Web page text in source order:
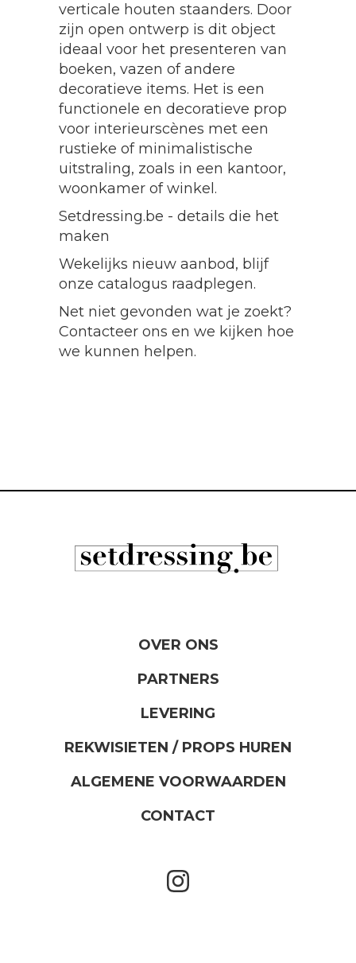
verticale houten staanders. Door
zijn open ontwerp is dit object
ideaal voor het presenteren van
boeken, vazen of andere
decoratieve items. Het is een
functionele en decoratieve prop
voor interieurscènes met een
rustieke of minimalistische
uitstraling, zoals in een kantoor,
woonkamer of winkel.
Setdressing.be - details die het
maken
Wekelijks nieuw aanbod, blijf
onze catalogus raadplegen.
Net niet gevonden wat je zoekt?
Contacteer ons en we kijken hoe
we kunnen helpen.
OVER ONS
PARTNERS
LEVERING
REKWISIETEN / PROPS HUREN
ALGEMENE VOORWAARDEN
CONTACT